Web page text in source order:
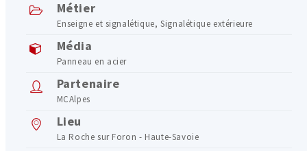
Métier
Enseigne et signalétique,Signalétique extérieure
Média
Panneau en acier
Partenaire
MCAlpes
Lieu
La Roche sur Foron - Haute-Savoie